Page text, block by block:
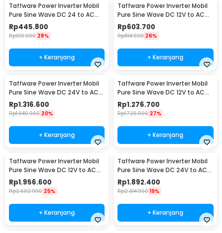
Taffware Power Inverter Mobil
Pure Sine Wave DC 24 to AC
220V 1000W - NBQ1000
Rp445.800
Rp610.900 28%
+ Keranjang
Taffware Power Inverter Mobil
Pure Sine Wave DC 12V to AC
220V 1600W - NBQ1600W
Rp603.700
Rp814.900 26%
+ Keranjang
Taffware Power Inverter Mobil
Pure Sine Wave DC 24V to AC
220V 4000W - NBQ4000W
Rp1.316.600
Rp1.640.900 20%
+ Keranjang
Taffware Power Inverter Mobil
Pure Sine Wave DC 12V to AC
220V 4000W - NBQ4000W
Rp1.276.700
Rp1.726.900 27%
+ Keranjang
Taffware Power Inverter Mobil
Pure Sine Wave DC 12V to AC
220V 5000W - NBQ5000W
Rp1.956.600
Rp2.602.900 25%
+ Keranjang
Taffware Power Inverter Mobil
Pure Sine Wave DC 24V to AC
220V 5000W - NBQ5000W
Rp1.892.400
Rp2.314.900 19%
+ Keranjang